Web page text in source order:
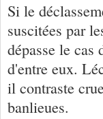
Si le
suscitées par
dépasse le cas
d'entre eux.
il contraste
banlieues.